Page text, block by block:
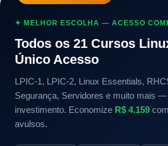
✦ MELHOR ESCOLHA — ACESSO
Todos os 21 Cursos
Único Acesso
LPIC-1, LPIC-2, Linux Essentials,
Segurança, Servidores e muito mais
investimento. Economize R$ 4.159
avulsos.